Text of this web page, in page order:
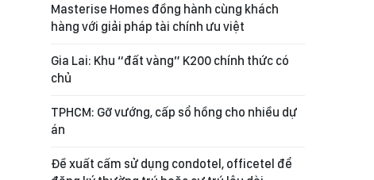
Masterise Homes đồng hành cùng khách
hàng với giải pháp tài chính ưu việt
Gia Lai: Khu “đất vàng” K200 chính thức có
chủ
TPHCM: Gỡ vướng, cấp sổ hồng cho nhiều dự
án
Đề xuất cấm sử dụng condotel, officetel để